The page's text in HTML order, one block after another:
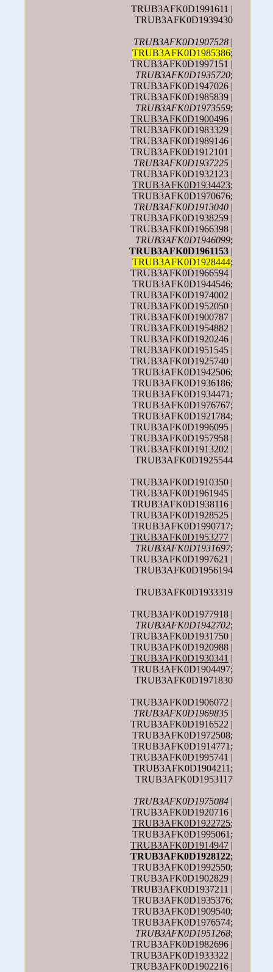
TRUB3AFK0D1991611 |
TRUB3AFK0D1939430
TRUB3AFK0D1907528 |
TRUB3AFK0D1985386;
TRUB3AFK0D1997151 |
TRUB3AFK0D1935720;
TRUB3AFK0D1947026 |
TRUB3AFK0D1985839 |
TRUB3AFK0D1973559;
TRUB3AFK0D1900496 |
TRUB3AFK0D1983329 |
TRUB3AFK0D1989146 |
TRUB3AFK0D1912101 |
TRUB3AFK0D1937225 |
TRUB3AFK0D1932123 |
TRUB3AFK0D1934423;
TRUB3AFK0D1970676;
TRUB3AFK0D1913040 |
TRUB3AFK0D1938259 |
TRUB3AFK0D1966398 |
TRUB3AFK0D1946099;
TRUB3AFK0D1961153 |
TRUB3AFK0D1928444;
TRUB3AFK0D1966594 |
TRUB3AFK0D1944546;
TRUB3AFK0D1974002 |
TRUB3AFK0D1952050 |
TRUB3AFK0D1900787 |
TRUB3AFK0D1954882 |
TRUB3AFK0D1920246 |
TRUB3AFK0D1951545 |
TRUB3AFK0D1925740 |
TRUB3AFK0D1942506;
TRUB3AFK0D1936186;
TRUB3AFK0D1934471;
TRUB3AFK0D1976767;
TRUB3AFK0D1921784;
TRUB3AFK0D1996095 |
TRUB3AFK0D1957958 |
TRUB3AFK0D1913202 |
TRUB3AFK0D1925544
TRUB3AFK0D1910350 |
TRUB3AFK0D1961945 |
TRUB3AFK0D1938116 |
TRUB3AFK0D1928525 |
TRUB3AFK0D1990717;
TRUB3AFK0D1953277 |
TRUB3AFK0D1931697;
TRUB3AFK0D1997621 |
TRUB3AFK0D1956194
TRUB3AFK0D1933319
TRUB3AFK0D1977918 |
TRUB3AFK0D1942702;
TRUB3AFK0D1931750 |
TRUB3AFK0D1920988 |
TRUB3AFK0D1930341 |
TRUB3AFK0D1904497;
TRUB3AFK0D1971830
TRUB3AFK0D1906072 |
TRUB3AFK0D1969835 |
TRUB3AFK0D1916522 |
TRUB3AFK0D1972508;
TRUB3AFK0D1914771;
TRUB3AFK0D1995741 |
TRUB3AFK0D1904211;
TRUB3AFK0D1953117
TRUB3AFK0D1975084 |
TRUB3AFK0D1920716 |
TRUB3AFK0D1922725;
TRUB3AFK0D1995061;
TRUB3AFK0D1914947 |
TRUB3AFK0D1928122;
TRUB3AFK0D1992550;
TRUB3AFK0D1902829 |
TRUB3AFK0D1937211 |
TRUB3AFK0D1935376;
TRUB3AFK0D1909540;
TRUB3AFK0D1976574;
TRUB3AFK0D1951268;
TRUB3AFK0D1982696 |
TRUB3AFK0D1933322 |
TRUB3AFK0D1902216 |